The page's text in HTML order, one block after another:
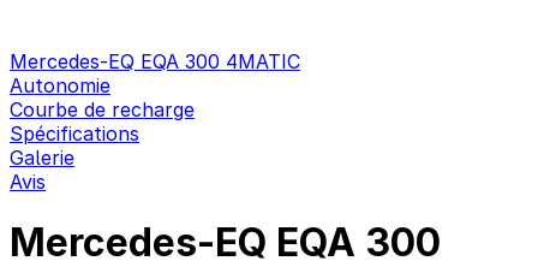
Mercedes-EQ EQA 300 4MATIC
Autonomie
Courbe de recharge
Spécifications
Galerie
Avis
Mercedes-EQ EQA 300